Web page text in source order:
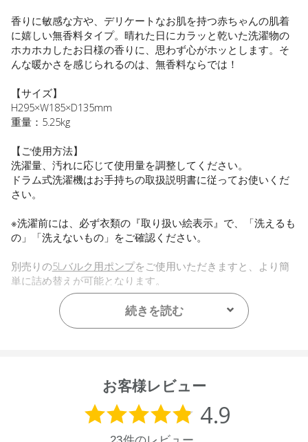
香りに敏感な方や、デリケートなお肌を持つ赤ちゃんの肌着
に嬉しい無香料タイプ。晴れた日にカラッと乾いた洗濯物の
ホカホカしたお日様の香りに、思わず心がホッとします。そ
んな暖かさを感じられるのは、無香料ならでは！
【サイズ】
H295×W185×D135mm
重量：5.25kg
【ご使用方法】
洗濯量、汚れに応じて使用量を調整してください。
ドラム式洗濯機はお手持ちの取扱説明書に従ってお使いくだ
さい。
※洗濯前には、必ず衣類の『取り扱い絵表示』で、「洗えるも
の」「洗えないもの」をご確認ください。
別売りの5Lバルク用ポンプをご使用いただきますと、より簡
単に詰め替えが可能となります。
綿・麻・合成繊維用
続きを読む
お客様レビュー